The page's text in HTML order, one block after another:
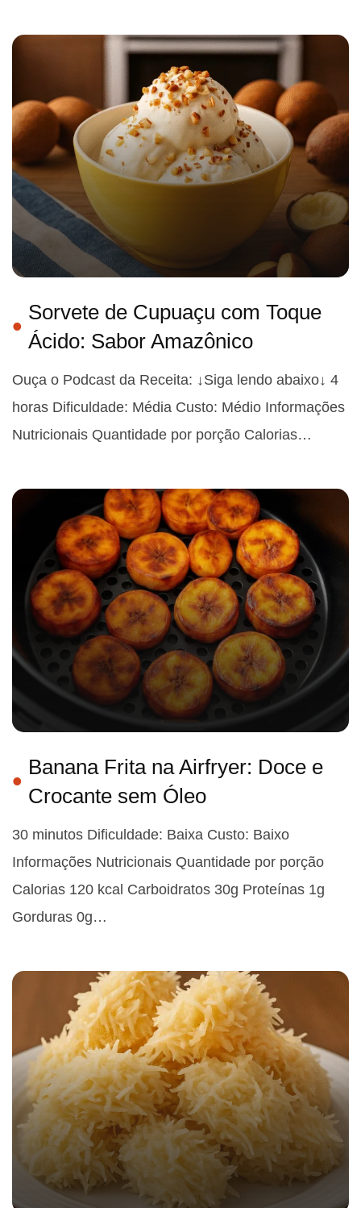
Sorvete de Cupuaçu com Toque
Ácido: Sabor Amazônico
Ouça o Podcast da Receita: ↓Siga lendo abaixo↓ 4
horas Dificuldade: Média Custo: Médio Informações
Nutricionais Quantidade por porção Calorias…
Banana Frita na Airfryer: Doce e
Crocante sem Óleo
30 minutos Dificuldade: Baixa Custo: Baixo
Informações Nutricionais Quantidade por porção
Calorias 120 kcal Carboidratos 30g Proteínas 1g
Gorduras 0g…